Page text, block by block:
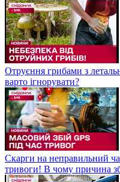
Отруєння грибами з
варто ігнорувати?
Скарги на неправильний
тривоги! В чому причина